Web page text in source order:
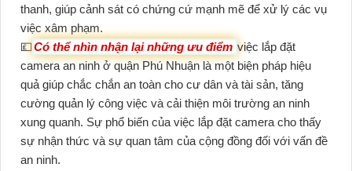
thanh, giúp cảnh sát có chứng cứ mạnh mẽ để xử lý các vụ
việc xâm phạm.
💷Có thể nhìn nhận lại những ưu điểm việc lắp đặt
camera an ninh ở quận Phú Nhuận là một biện pháp hiệu
quả giúp chắc chắn an toàn cho cư dân và tài sản, tăng
cường quản lý công việc và cải thiện môi trường an ninh
xung quanh. Sự phổ biến của việc lắp đặt camera cho thấy
sự nhận thức và sự quan tâm của cộng đồng đối với vấn đề
an ninh.